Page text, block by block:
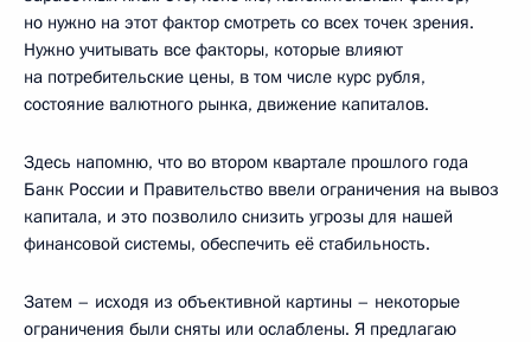
но нужно на этот фактор смотреть со всех точек зрения.
Нужно учитывать все факторы, которые влияют
на потребительские цены, в том числе курс рубля,
состояние валютного рынка, движение капиталов.
Здесь напомню, что во втором квартале прошлого года
Банк России и Правительство ввели ограничения на вывоз
капитала, и это позволило снизить угрозы для нашей
финансовой системы, обеспечить её стабильность.
Затем – исходя из объективной картины – некоторые
ограничения были сняты или ослаблены. Я предлагаю